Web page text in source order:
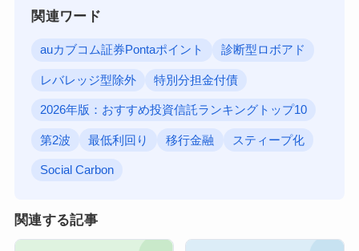
関連ワード
auカブコム証券Pontaポイント 診断型ロボアド
レバレッジ型除外 特別分担金付債
2026年版：おすすめ投資信託ランキングトップ10
第2波 最低利回り 移行金融 スティープ化
Social Carbon
関連する記事